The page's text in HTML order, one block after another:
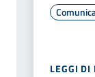
LEGGI DI